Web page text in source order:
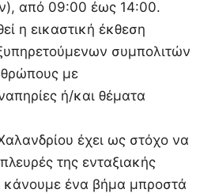
από 09:00 έως 14:00.
η εικαστική έκθεση
συμπολιτών
με
ή/και θέματα
έχει ως στόχο να
της ενταξιακής
κάνουμε ένα βήμα μπροστά